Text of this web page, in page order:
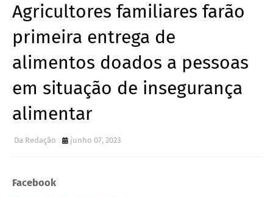
Agricultores familiares farão
primeira entrega de
alimentos doados a pessoas
em situação de insegurança
alimentar
Da Redação junho 07, 2023
Facebook